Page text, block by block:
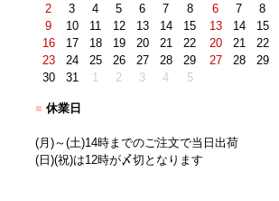
2
3 4 5 6 7
8
9
10 11 12 13 14
15
16
17 18 19 20 21
22
23
24 25 26 27 28
29
30
31 1 2 3 4 5
6
7 8
13
14 15
20
21 22
27
28 29
■ 休業日
(月)～(土)14時までのご注文で当日出荷
(日)(祝)は12時が〆切となります